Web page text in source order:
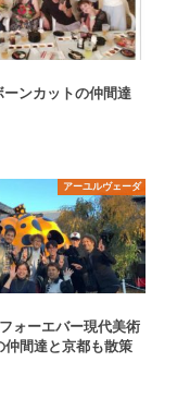
ーンカットの仲間達
アーユルヴェーダ
ォーエバー現代美術
間達と京都も散策